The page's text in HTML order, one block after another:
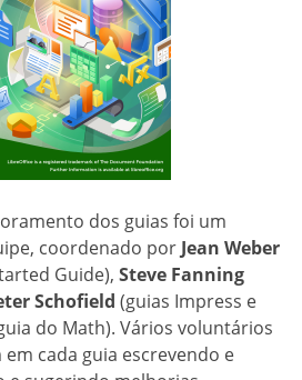
dos guias foi um
coordenado por Jean Weber
Guide), Steve Fanning
Schofield (guias Impress e
do Math). Vários voluntários
cada guia escrevendo e